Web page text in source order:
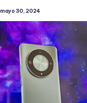
mayo 30, 2024